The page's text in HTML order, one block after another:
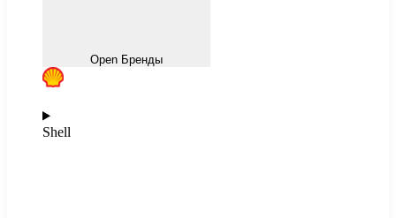
Open Бренды
Shell